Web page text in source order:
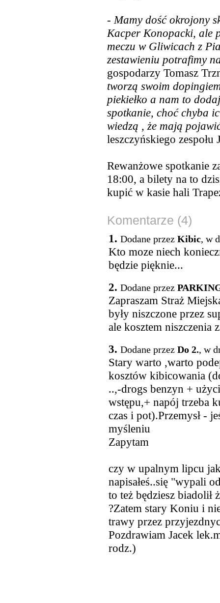
- Mamy dość okrojony
Kacper Konopacki, ale
meczu w Gliwicach z
zestawieniu potrafimy
gospodarzy Tomasz
tworzą swoim
piekiełko a nam to
spotkanie, choć chyba
wiedzą , że mają
leszczyńskiego
Rewanżowe spotkanie
18:00, a bilety na to
kupić w kasie hali
Komentarze (4)
1. Dodane przez Kibic, w
Kto moze niech
będzie pięknie...
2. Dodane przez
Zapraszam Straż
były niszczone przez
ale kosztem niszczenia
3. Dodane przez Do 2., w
Stary warto ,warto
kosztów kibicowania
..,-drogs benzyn +
wstępu,+ napój trzeba
czas i pot).Przemysł -
myśleniu
Zapytam
czy w upalnym lipcu
napisałeś..się "wypali
to też będziesz biadolił
?Zatem stary Koniu i
trawy przez
Pozdrawiam Jacek
rodz.)